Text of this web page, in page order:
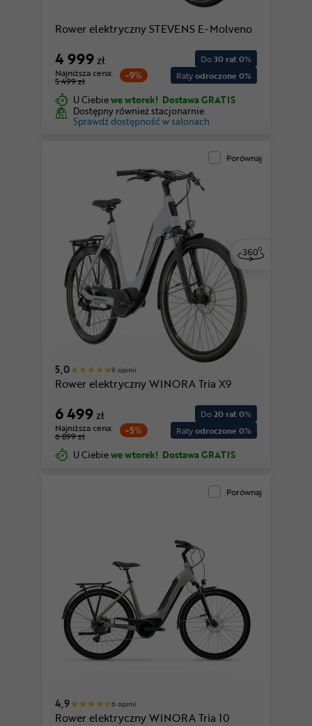
Rower elektryczny STEVENS E-Molveno
4 999zł
-9%
Najniższa cena:
5 499 zł
Do30 rat 0%
Ratyodroczone 0%
U Ciebiewe wtorek! Dostawa GRATIS
Dostępny również stacjonarnie
Sprawdź dostępność w salonach
Porównaj
5,0 9 opinii
Rower elektryczny WINORA Tria X9
6 499zł
-5%
Najniższa cena:
6 899 zł
Do20 rat 0%
Ratyodroczone 0%
U Ciebiewe wtorek! Dostawa GRATIS
Porównaj
4,9 6 opinii
Rower elektryczny WINORA Tria 10